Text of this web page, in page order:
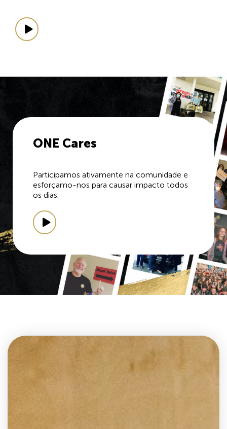
ONE Cares
Participamos ativamente na comunidade e
esforçamo-nos para causar impacto todos
os dias.